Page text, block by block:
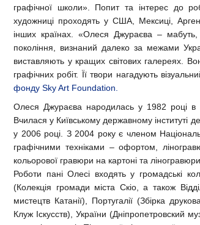
графічної школи». Попит та інтерес до
художниці проходять у США, Мексиці,
інших країнах. «Олеся Джураєва – мабуть,
покоління, визнаний далеко за межами
виставляють у кращих світових галереях.
графічних робіт. Її твори нагадують
фонду Sky Art Foundation.
Олеся Джураєва народилась у 1982 році в
Вчилася у Київському державному інституті
у 2006 році. З 2004 року є членом
графічними техніками – офортом,
кольорової гравюри на картоні та ліногравюри.
Роботи пані Олесі входять у громадські
(Колекція громади міста Скіо, а також
мистецтв Катанії), Португалії (Збірка
Клуж Іскусств), України (Дніпропетровский